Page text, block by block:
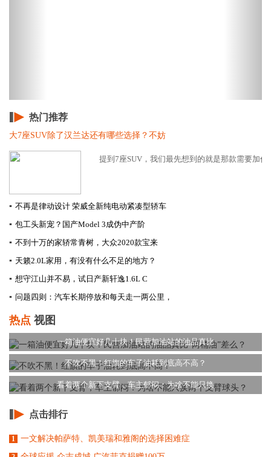
热门推荐
大7座SUV除了汉兰达还有哪些选择？不妨
提到7座SUV，我们最先想到的就是那款需要加
▪ 不再是律动设计 荣威全新纯电动紧凑型轿车
▪ 包工头新宠？国产Model 3成伪中产阶
▪ 不到十万的家轿常青树，大众2020款宝来
▪ 天籁2.0L家用，有没有什么不足的地方？
▪ 想守江山并不易，试日产新轩逸1.6L C
▪ 问题四则：汽车长期停放和每天走一两公里，
热点 视图
一箱油便宜好几十块！民营加油站的油品真比
不吹不黑！红旗的车子油耗到底高不高？
看着两个新下支臂，车主郁闷：为啥不能只换
点击排行
1 一文解决帕萨特、凯美瑞和雅阁的选择困难症